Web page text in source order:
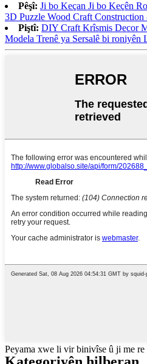
Pêşî: Ji bo Keçan Ji bo Keçên
3D Puzzle Wood Craft Construction
Piştî: DIY Craft Krîsmis Decor
Modela Trenê ya Sersalê bi roniyên
Peyama xwe li vir binivîse û ji me re